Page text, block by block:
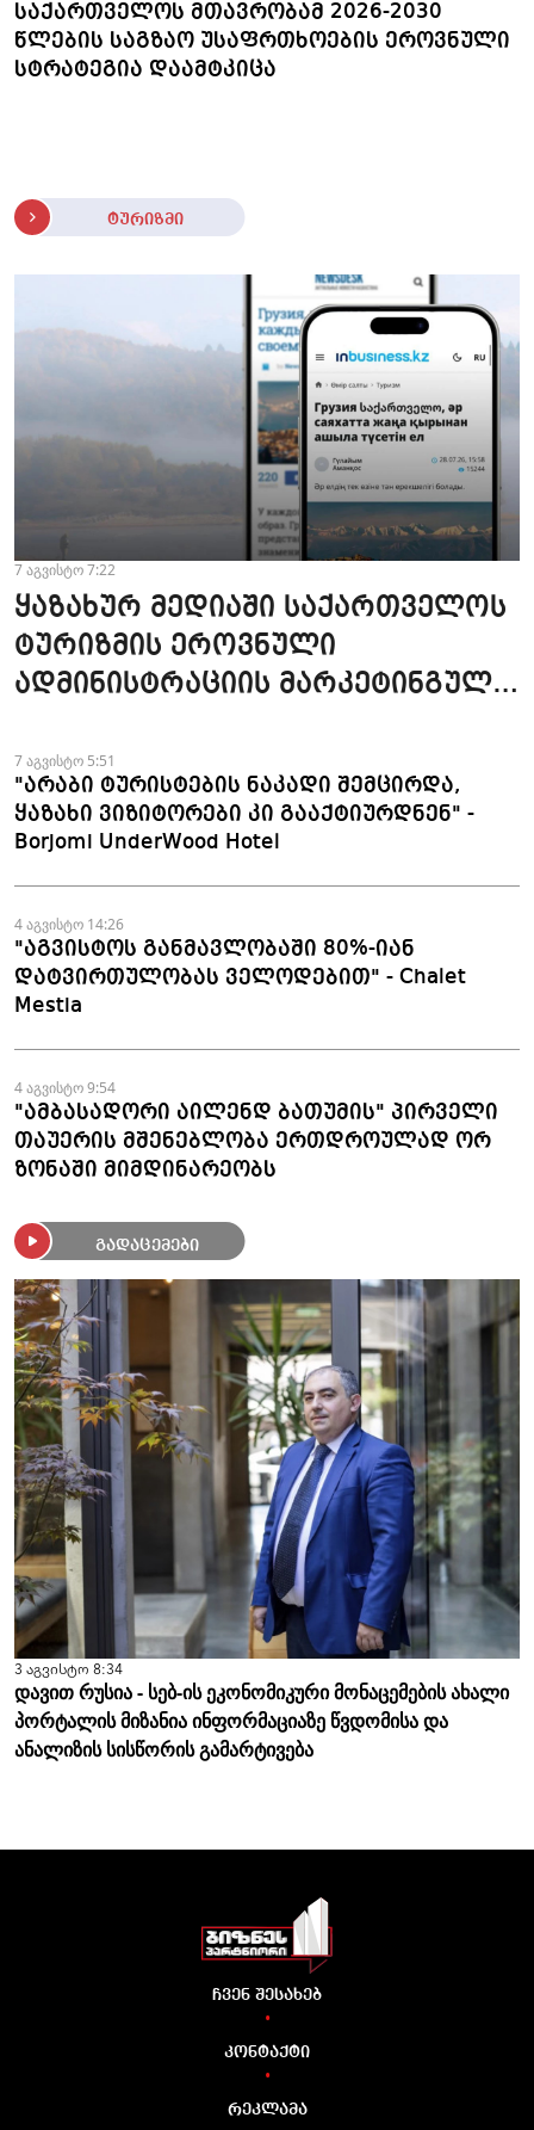
საქართველოს მთავრობამ 2026-2030
წლების საგზაო უსაფრთხოების ეროვნული
სტრატეგია დაამტკიცა
ტურიზმი
7 აგვისტო 7:22
ყაზახურ მედიაში საქართველოს
ტურიზმის ეროვნული
ადმინისტრაციის მარკეტინგული
მომზადდა
7 აგვისტო 5:51
"არაბი ტურისტების ნაკადი შემცირდა,
ყაზახი ვიზიტორები კი გააქტიურდნენ" -
Borjomi UnderWood Hotel
4 აგვისტო 14:26
"აგვისტოს განმავლობაში 80%-იან
დატვირთულობას ველოდებით" - Chalet
Mestia
4 აგვისტო 9:54
"ამბასადორი აილენდ ბათუმის" პირველი
თაუერის მშენებლობა ერთდროულად ორ
ზონაში მიმდინარეობს
გადაცემები
3 აგვისტო 8:34
დავით რუსია - სებ-ის ეკონომიკური მონაცემების ახალი
პორტალის მიზანია ინფორმაციაზე წვდომისა და
ანალიზის სისწორის გამარტივება
ჩვენ შესახებ
•
კონტაქტი
•
რეკლამა